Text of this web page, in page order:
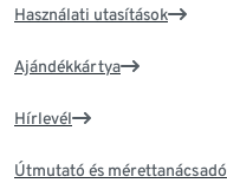
Használati utasítások
Ajándékkártya
Hírlevél
Útmutató és mérettanácsadó